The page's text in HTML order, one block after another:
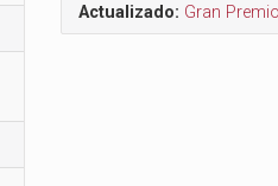
Actualizado: Gran